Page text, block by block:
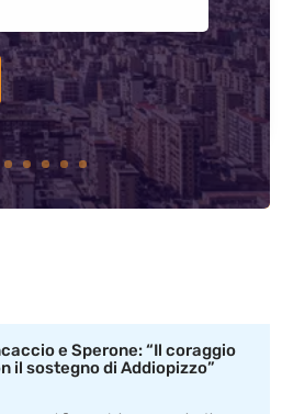
e Sperone: “Il coraggio
il sostegno di Addiopizzo”